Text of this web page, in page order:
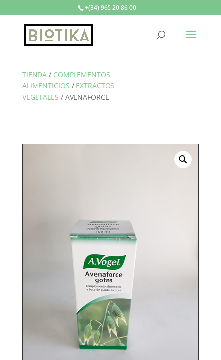
+(34) 965 20 86 00
TIENDA/ COMPLEMENTOS
ALIMENTICIOS / EXTRACTOS
VEGETALES / AVENAFORCE